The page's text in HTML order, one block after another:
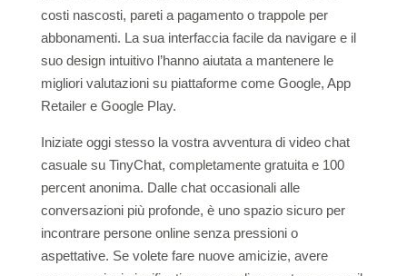
costi nascosti, pareti a pagamento o trappole per
abbonamenti. La sua interfaccia facile da navigare e il
suo design intuitivo l’hanno aiutata a mantenere le
migliori valutazioni su piattaforme come Google, App
Retailer e Google Play.
Iniziate oggi stesso la vostra avventura di video chat
casuale su TinyChat, completamente gratuita e 100
percent anonima. Dalle chat occasionali alle
conversazioni più profonde, è uno spazio sicuro per
incontrare persone online senza pressioni o
aspettative. Se volete fare nuove amicizie, avere